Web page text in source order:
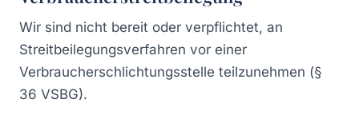
Wir sind nicht bereit oder verpflichtet, an
Streitbeilegungsverfahren vor einer
Verbraucherschlichtungsstelle teilzunehmen (§
36 VSBG).